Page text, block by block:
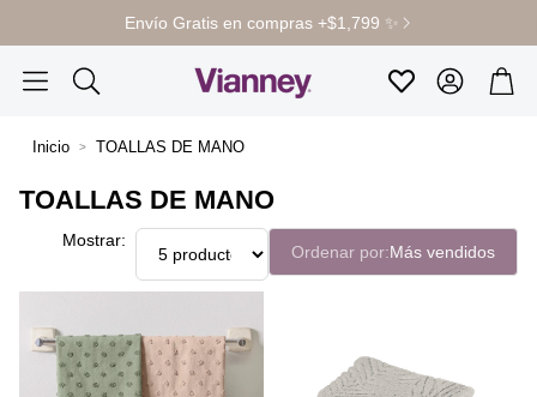
Envío Gratis en compras +$1,799 ✨
FavoritosCuenta
Inicio TOALLAS DE MANO
TOALLAS DE MANO
Mostrar:
Ordenar por:Más vendidos